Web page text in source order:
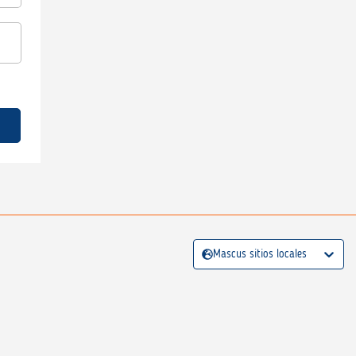
Mascus sitios locales